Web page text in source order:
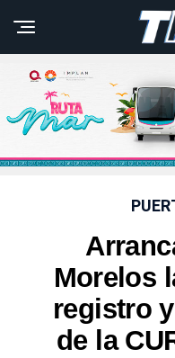
Morelos
registro
de la